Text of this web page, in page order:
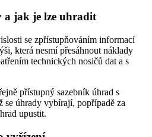
a jak je lze uhradit
se zpřístupňováním informací
která nesmí přesáhnout náklady
technických nosičů dat a s
přístupný sazebník úhrad s
se úhrady vybírají, popřípadě za
upustit.